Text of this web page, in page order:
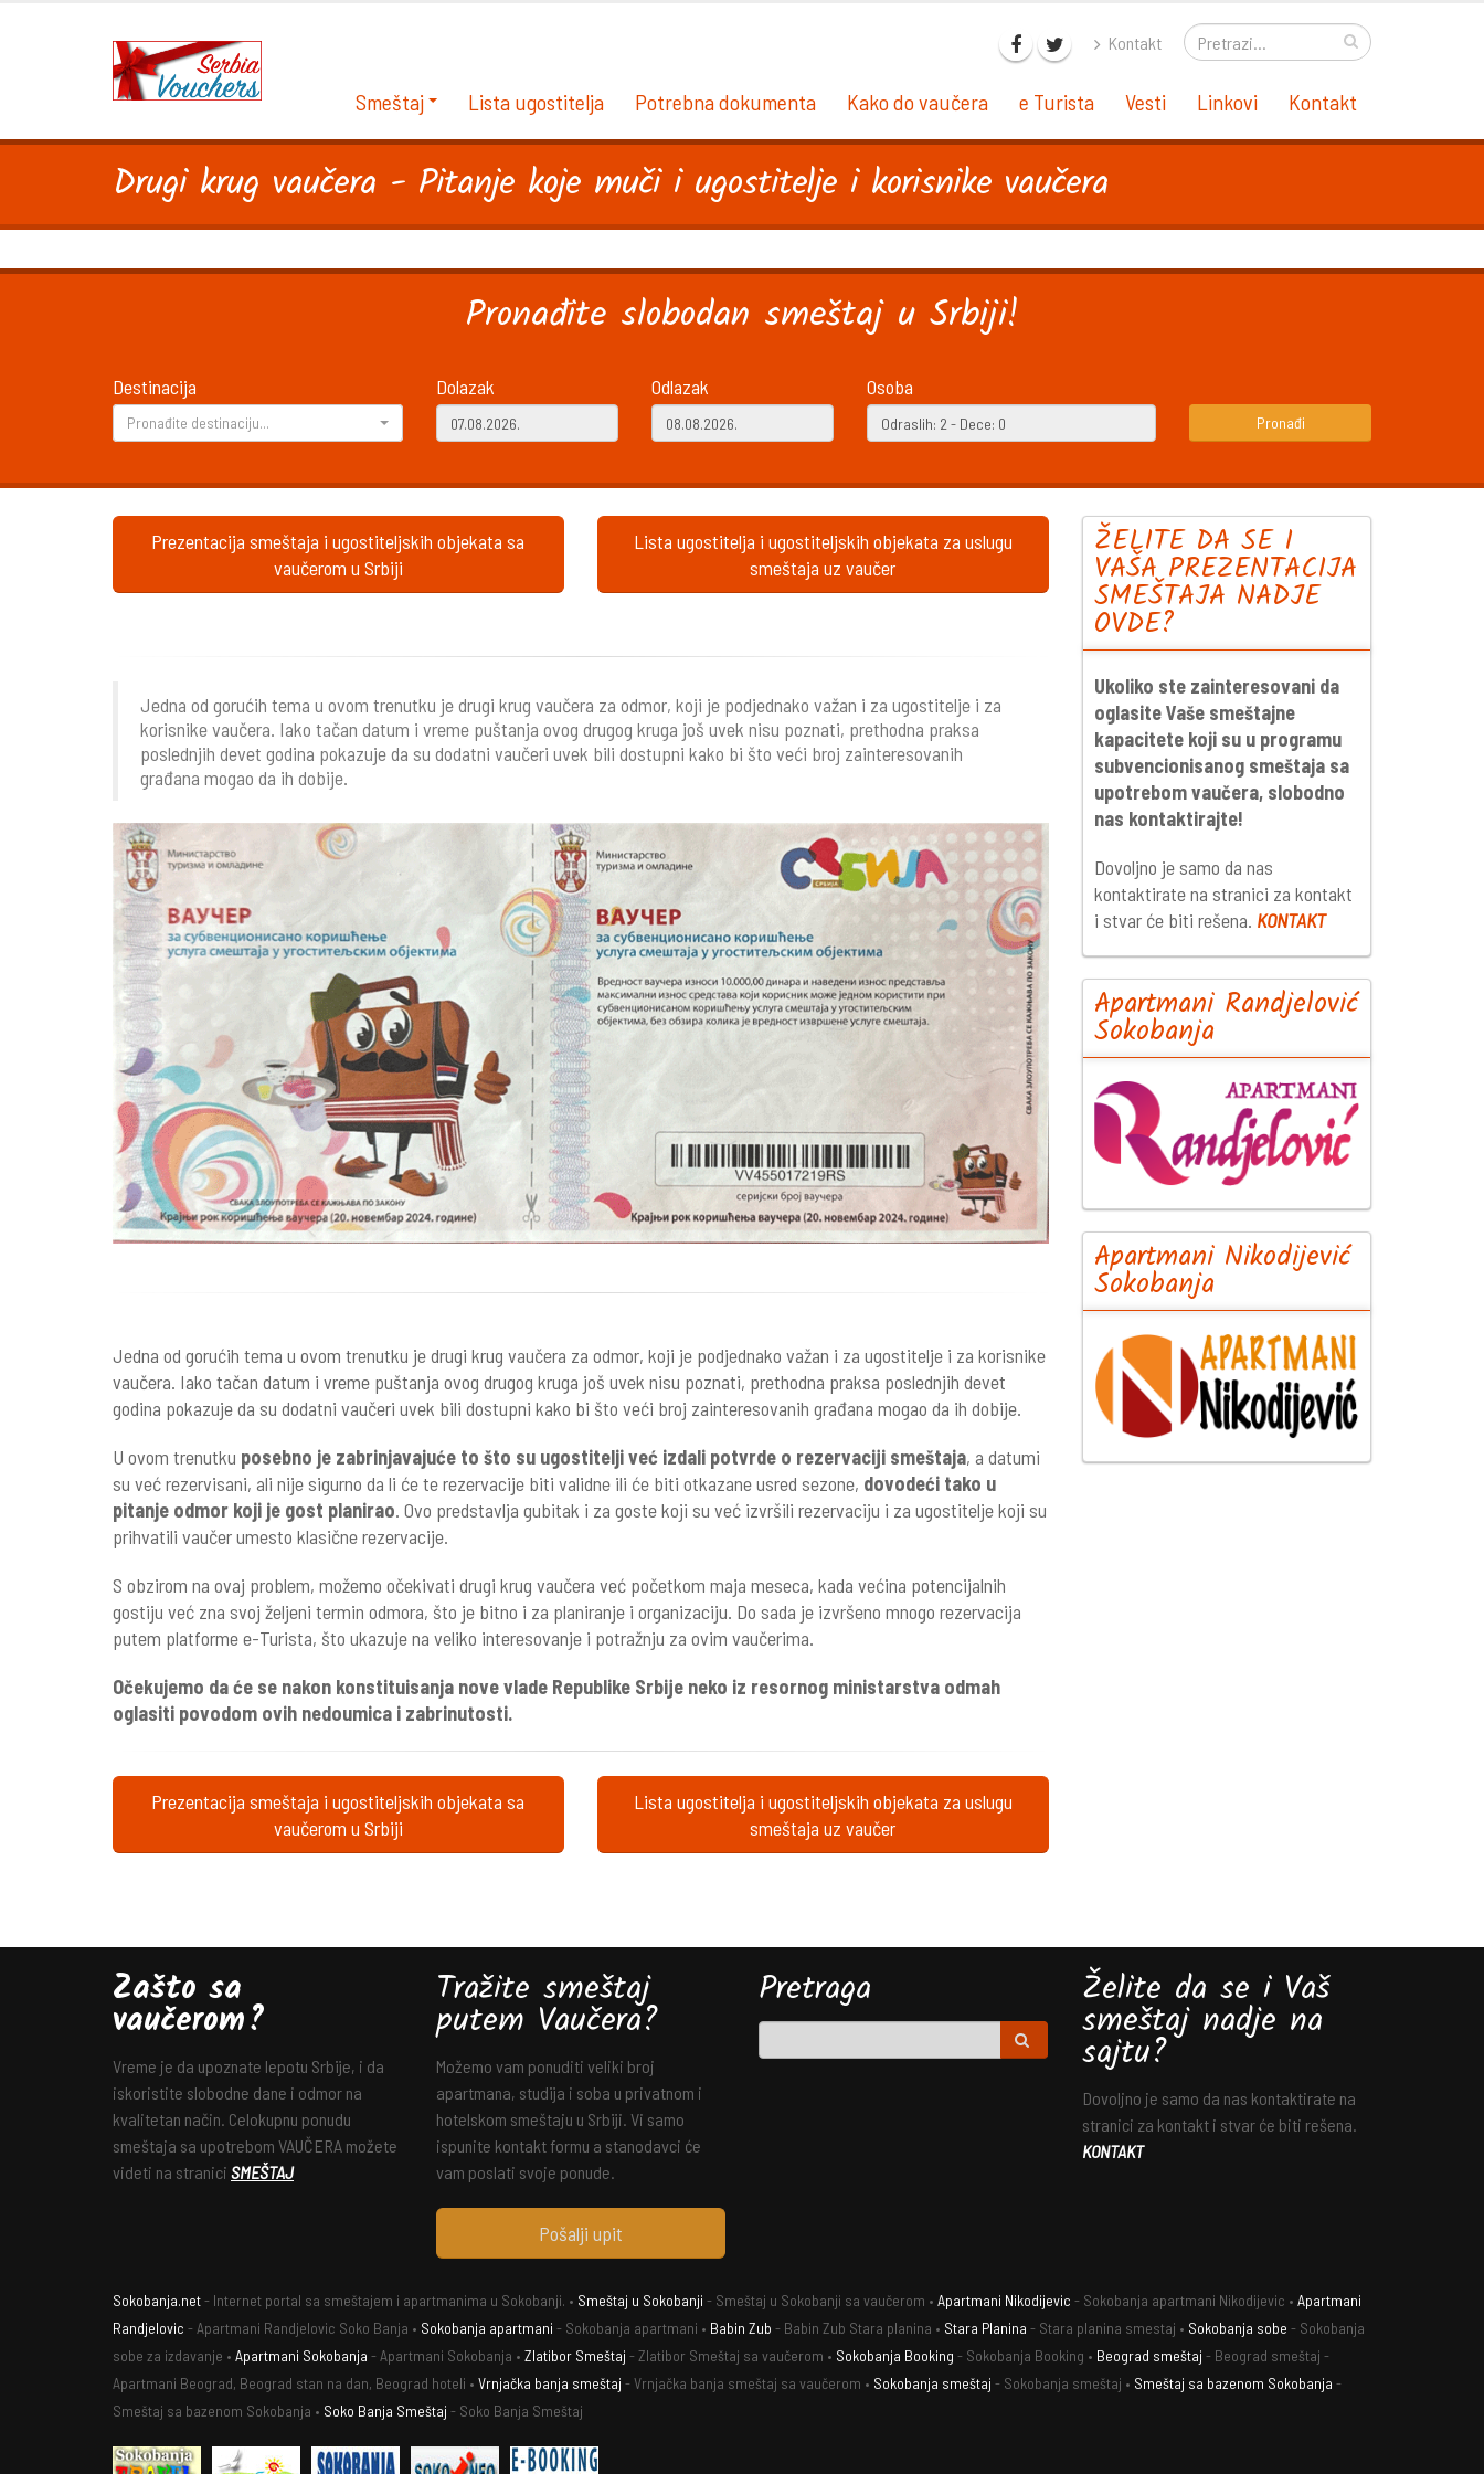
Kontakt
Smeštaj Lista ugostitelja Potrebna dokumenta Kako do vaučera e Turista Vesti Linkovi Kontakt
Drugi krug vaučera - Pitanje koje muči i ugostitelje i korisnike vaučera
Pronađite slobodan smeštaj u Srbiji!
Destinacija
Pronađite destinaciju...
Dolazak Odlazak Osoba
Pronađi
Prezentacija smeštaja i ugostiteljskih objekata sa
vaučerom u Srbiji
Lista ugostitelja i ugostiteljskih objekata za uslugu
smeštaja uz vaučer
Jedna od gorućih tema u ovom trenutku je drugi krug vaučera za odmor, koji je podjednako važan i za ugostitelje i za
korisnike vaučera. Iako tačan datum i vreme puštanja ovog drugog kruga još uvek nisu poznati, prethodna praksa
poslednjih devet godina pokazuje da su dodatni vaučeri uvek bili dostupni kako bi što veći broj zainteresovanih
građana mogao da ih dobije.
Jedna od gorućih tema u ovom trenutku je drugi krug vaučera za odmor, koji je podjednako važan i za ugostitelje i za korisnike
vaučera. Iako tačan datum i vreme puštanja ovog drugog kruga još uvek nisu poznati, prethodna praksa poslednjih devet
godina pokazuje da su dodatni vaučeri uvek bili dostupni kako bi što veći broj zainteresovanih građana mogao da ih dobije.
U ovom trenutku posebno je zabrinjavajuće to što su ugostitelji već izdali potvrde o rezervaciji smeštaja, a datumi
su već rezervisani, ali nije sigurno da li će te rezervacije biti validne ili će biti otkazane usred sezone, dovodeći tako u
pitanje odmor koji je gost planirao. Ovo predstavlja gubitak i za goste koji su već izvršili rezervaciju i za ugostitelje koji su
prihvatili vaučer umesto klasične rezervacije.
S obzirom na ovaj problem, možemo očekivati drugi krug vaučera već početkom maja meseca, kada većina potencijalnih
gostiju već zna svoj željeni termin odmora, što je bitno i za planiranje i organizaciju. Do sada je izvršeno mnogo rezervacija
putem platforme e-Turista, što ukazuje na veliko interesovanje i potražnju za ovim vaučerima.
Očekujemo da će se nakon konstituisanja nove vlade Republike Srbije neko iz resornog ministarstva odmah
oglasiti povodom ovih nedoumica i zabrinutosti.
Prezentacija smeštaja i ugostiteljskih objekata sa
vaučerom u Srbiji
Lista ugostitelja i ugostiteljskih objekata za uslugu
smeštaja uz vaučer
ŽELITE DA SE I
VAŠA PREZENTACIJA
SMEŠTAJA NADJE
OVDE?
Ukoliko ste zainteresovani da
oglasite Vaše smeštajne
kapacitete koji su u programu
subvencionisanog smeštaja sa
upotrebom vaučera, slobodno
nas kontaktirajte!
Dovoljno je samo da nas
kontaktirate na stranici za kontakt
i stvar će biti rešena. KONTAKT
Apartmani Randjelović
Sokobanja
Apartmani Nikodijević
Sokobanja
Zašto sa
vaučerom?
Vreme je da upoznate lepotu Srbije, i da
iskoristite slobodne dane i odmor na
kvalitetan način. Celokupnu ponudu
smeštaja sa upotrebom VAUČERA možete
videti na stranici SMEŠTAJ
Tražite smeštaj
putem Vaučera?
Možemo vam ponuditi veliki broj
apartmana, studija i soba u privatnom i
hotelskom smeštaju u Srbiji. Vi samo
ispunite kontakt formu a stanodavci će
vam poslati svoje ponude.
Pošalji upit
Pretraga Želite da se i Vaš
smeštaj nadje na
sajtu?
Dovoljno je samo da nas kontaktirate na
stranici za kontakt i stvar će biti rešena.
KONTAKT
Sokobanja.net- Internet portal sa smeštajem i apartmanima u Sokobanji. • Smeštaj u Sokobanji - Smeštaj u Sokobanji sa vaučerom • Apartmani Nikodijevic - Sokobanja apartmani Nikodijevic • Apartmani
Randjelovic - Apartmani Randjelovic Soko Banja • Sokobanja apartmani - Sokobanja apartmani • Babin Zub - Babin Zub Stara planina • Stara Planina - Stara planina smestaj • Sokobanja sobe - Sokobanja
sobe za izdavanje • Apartmani Sokobanja - Apartmani Sokobanja • Zlatibor Smeštaj - Zlatibor Smeštaj sa vaučerom • Sokobanja Booking - Sokobanja Booking • Beograd smeštaj - Beograd smeštaj -
Apartmani Beograd, Beograd stan na dan, Beograd hoteli • Vrnjačka banja smeštaj - Vrnjačka banja smeštaj sa vaučerom • Sokobanja smeštaj - Sokobanja smeštaj • Smeštaj sa bazenom Sokobanja -
Smeštaj sa bazenom Sokobanja • Soko Banja Smeštaj - Soko Banja Smeštaj